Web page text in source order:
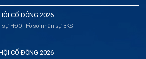
CỔ ĐÔNG 2026
HĐQTHồ sơ nhân sự BKS
CỔ ĐÔNG 2026